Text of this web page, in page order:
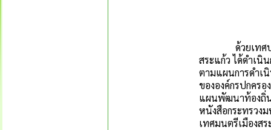
ด้วยเทศบาลเ
สระแก้ว ได้ดำเ
ตามแผนการดำเ
ขององค์กรปกคร
แผนพัฒนาท้องถิ่น
หนังสือกระทรวง
เทศมนตรีเมืองส